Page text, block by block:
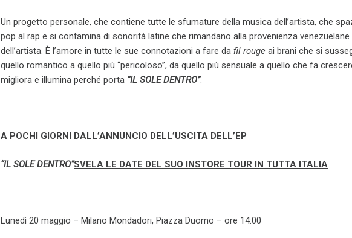
Un progetto personale, che contiene tutte le sfumature della musica dell’artista, che
pop al rap e si contamina di sonorità latine che rimandano alla provenienza venezuelane
dell’artista. È l’amore in tutte le sue connotazioni a fare da fil rouge ai brani che si
quello romantico a quello più “pericoloso”, da quello più sensuale a quello che fa
migliora e illumina perché porta “IL SOLE DENTRO”.
A POCHI GIORNI DALL’ANNUNCIO DELL’USCITA DELL’EP
“IL SOLE DENTRO”SVELA LE DATE DEL SUO INSTORE TOUR IN TUTTA ITALIA
Lunedì 20 maggio – Milano Mondadori, Piazza Duomo – ore 14:00